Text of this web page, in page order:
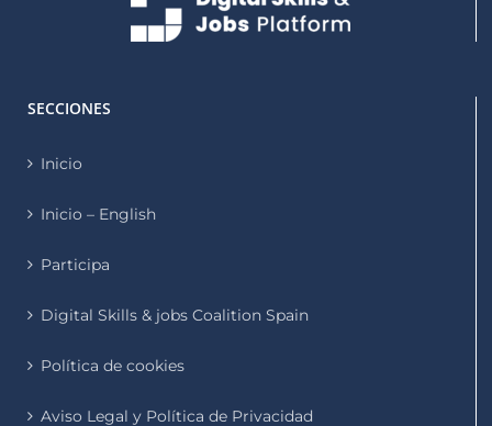
SECCIONES
Inicio
Inicio – English
Participa
Digital Skills & jobs Coalition Spain
Política de cookies
Aviso Legal y Política de Privacidad